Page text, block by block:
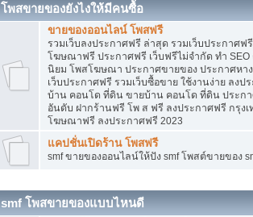
โพสขายของยังไงให้มีคนซื้อ
ขายของออนไลน์ โพสฟรี
รวมเว็บลงประกาศฟรี ล่าสุด รวมเว็บประกา
โฆษณาฟรี ประกาศฟรี เว็บฟรีไม่จำกัด ทำ SEO
นิยม โพสโฆษณา ประกาศขายของ ประกาศหา
เว็บประกาศฟรี รวมเว็บซื้อขาย ใช้งานง่าย ลง
บ้าน คอนโด ที่ดิน ขายบ้าน คอนโด ที่ดิน ประก
อันดับ ฝากร้านฟรี โพ ส ฟรี ลงประกาศฟรี กรุง
โฆษณาฟรี ลงประกาศฟรี 2023
แคปชั่นเปิดร้าน โพสฟรี
smf ขายของออนไลน์ให้ปัง smf โพสต์ขายของ
smf โพสขายของแบบไหนดี